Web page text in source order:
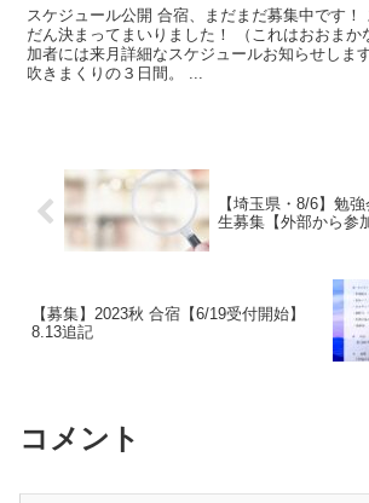
スケジュール公開 合宿、まだまだ募集中です！
だん決まってまいりました！ （これはおおまか
加者には来月詳細なスケジュールお知らせしま
吹きまくりの３日間。 ...
【埼玉県・8/6】勉
生募集【外部から参
【募集】2023秋 合宿【6/19受付開始】
8.13追記
コメント